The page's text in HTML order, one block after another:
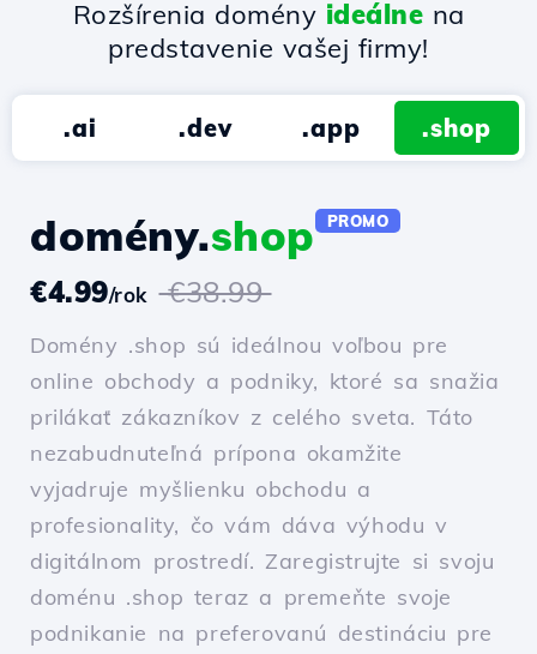
Rozšírenia domény ideálne na
predstavenie vašej firmy!
.ai .dev .app .shop
domény.shop PROMO
€4.99/rok €38.99
Domény .shop sú ideálnou voľbou pre
online obchody a podniky, ktoré sa snažia
prilákať zákazníkov z celého sveta. Táto
nezabudnuteľná prípona okamžite
vyjadruje myšlienku obchodu a
profesionality, čo vám dáva výhodu v
digitálnom prostredí. Zaregistrujte si svoju
doménu .shop teraz a premeňte svoje
podnikanie na preferovanú destináciu pre